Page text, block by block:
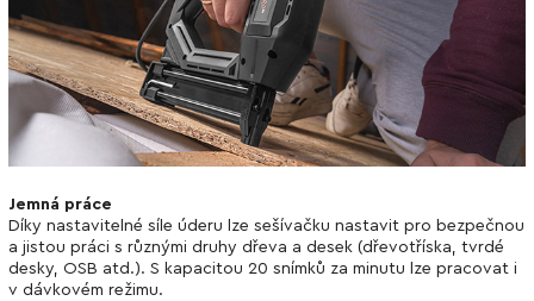
Jemná práce
Díky nastavitelné síle úderu lze sešívačku nastavit pro bezpečnou
a jistou práci s různými druhy dřeva a desek (dřevotříska, tvrdé
desky, OSB atd.). S kapacitou 20 snímků za minutu lze pracovat i
v dávkovém režimu.